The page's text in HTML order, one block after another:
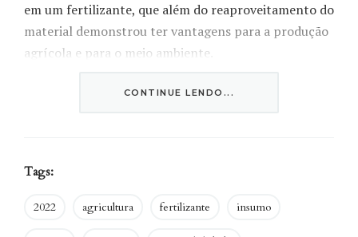
em um fertilizante, que além do reaproveitamento do
material demonstrou ter vantagens para a produção
agrícola e para o meio ambiente.
A principal novidade do projeto do Laqma é a forma
A técnica utiliza um processo de moagem
CONTINUE LENDO...
Tags:
2022 agricultura fertilizante insumo